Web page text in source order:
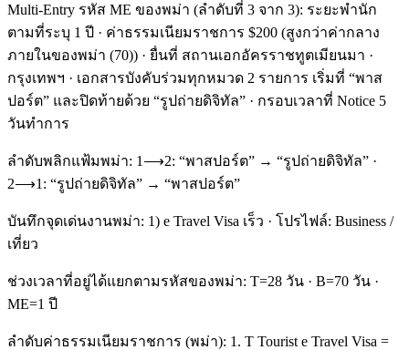
Multi-Entry รหัส ME ของพม่า (ลำดับที่ 3 จาก 3): ระยะพำนัก
ตามที่ระบุ 1 ปี · ค่าธรรมเนียมราชการ $200 (สูงกว่าค่ากลาง
ภายในของพม่า (70)) · ยื่นที่ สถานเอกอัครราชทูตเมียนมา ·
กรุงเทพฯ · เอกสารบังคับร่วมทุกหมวด 2 รายการ เริ่มที่ “พาส
ปอร์ต” และปิดท้ายด้วย “รูปถ่ายดิจิทัล” · กรอบเวลาที่ Notice 5
วันทำการ
ลำดับพลิกแฟ้มพม่า: 1⟶2: “พาสปอร์ต” → “รูปถ่ายดิจิทัล” ·
2⟶1: “รูปถ่ายดิจิทัล” → “พาสปอร์ต”
บันทึกจุดเด่นงานพม่า: 1) e Travel Visa เร็ว · โปรไฟล์: Business /
เที่ยว
ช่วงเวลาที่อยู่ได้แยกตามรหัสของพม่า: T=28 วัน · B=70 วัน ·
ME=1 ปี
ลำดับค่าธรรมเนียมราชการ (พม่า): 1. T Tourist e Travel Visa =